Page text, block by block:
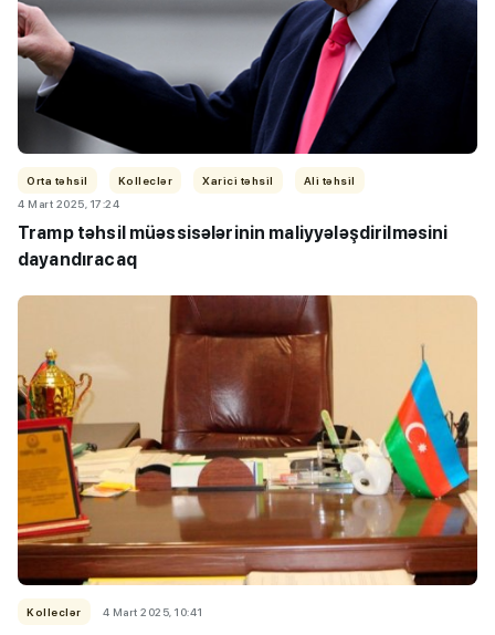
Orta təhsil Kolleclər Xarici təhsil
Ali təhsil
4 Mart 2025, 17:24
Tramp təhsil müəssisələrinin maliyyələşdirilməsini
dayandıracaq
Kolleclər 4 Mart 2025, 10:41